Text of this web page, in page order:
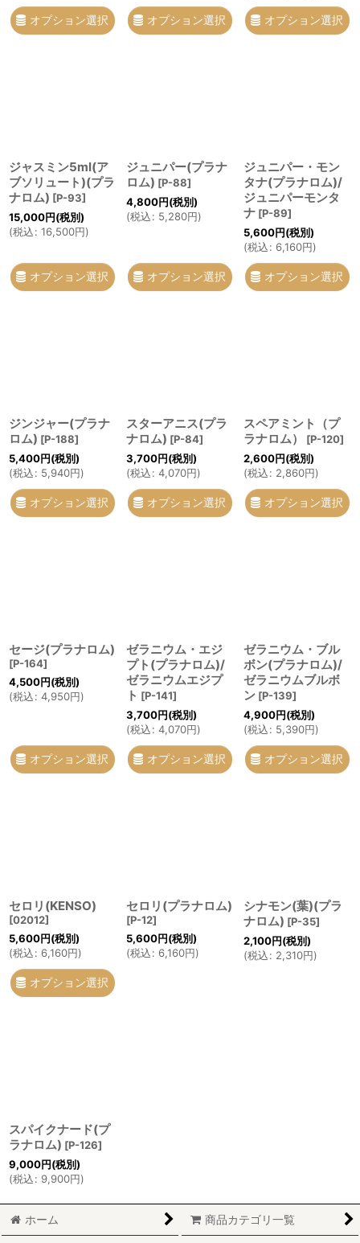
オプション選択 オプション選択 オプション選択
ジャスミン5ml(ア
ブソリュート)(プラ
ナロム) [P-93]
15,000円(税別)
(税込: 16,500円)
オプション選択
ジュニパー(プラナ
ロム) [P-88]
4,800円(税別)
(税込: 5,280円)
オプション選択
ジュニパー・モン
タナ(プラナロム)/
ジュニパーモンタ
ナ [P-89]
5,600円(税別)
(税込: 6,160円)
オプション選択
ジンジャー(プラナ
ロム) [P-188]
5,400円(税別)
(税込: 5,940円)
オプション選択
スターアニス(プラ
ナロム) [P-84]
3,700円(税別)
(税込: 4,070円)
オプション選択
スペアミント（プ
ラナロム）
[P-120]
2,600円(税別)
(税込: 2,860円)
オプション選択
セージ(プラナロム)
[P-164]
4,500円(税別)
(税込: 4,950円)
オプション選択
ゼラニウム・エジ
プト(プラナロム)/
ゼラニウムエジプ
ト [P-141]
3,700円(税別)
(税込: 4,070円)
オプション選択
ゼラニウム・ブル
ボン(プラナロム)/
ゼラニウムブルボ
ン [P-139]
4,900円(税別)
(税込: 5,390円)
オプション選択
セロリ(KENSO)
[02012]
5,600円(税別)
(税込: 6,160円)
オプション選択
セロリ(プラナロム)
[P-12]
5,600円(税別)
(税込: 6,160円)
シナモン(葉)(プラ
ナロム) [P-35]
2,100円(税別)
(税込: 2,310円)
スパイクナード(プ
ラナロム) [P-126]
9,000円(税別)
(税込: 9,900円)
ホーム 商品カテゴリ一覧